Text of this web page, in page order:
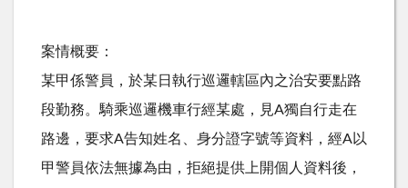
案情概要：
某甲係警員，於某日執行巡邏轄區內之治安要點路
段勤務。騎乘巡邏機車行經某處，見A獨自行走在
路邊，要求A告知姓名、身分證字號等資料，經A以
甲警員依法無據為由，拒絕提供上開個人資料後，